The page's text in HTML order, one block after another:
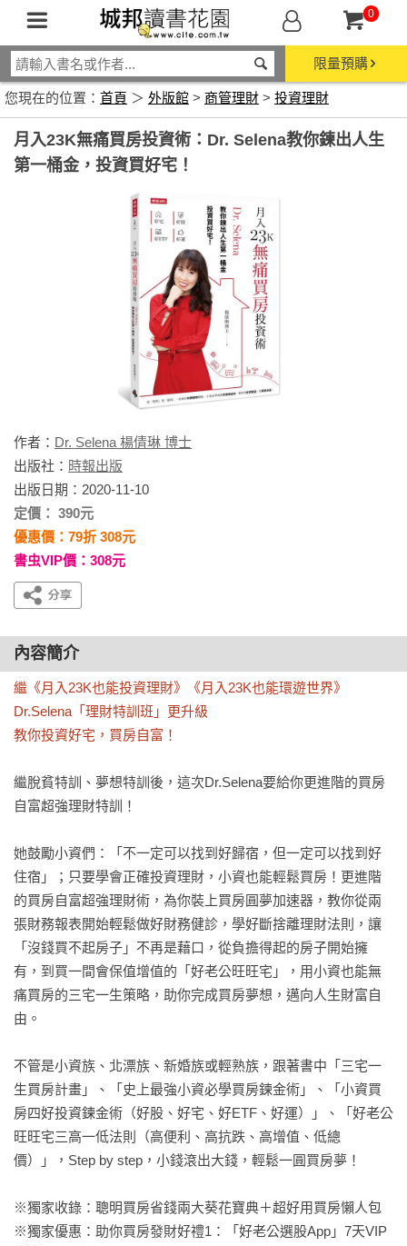
0
限量預購
您現在的位置： 首頁 ＞ 外版館 > 商管理財 > 投資理財
月入23K無痛買房投資術：Dr. Selena教你鍊出人生
第一桶金，投資買好宅！
作者： Dr. Selena 楊倩琳 博士
出版社： 時報出版
出版日期：2020-11-10
定價： 390元
優惠價：79折 308元
書虫VIP價：308元
內容簡介
繼《月入23K也能投資理財》《月入23K也能環遊世界》
Dr.Selena「理財特訓班」更升級
教你投資好宅，買房自富！
繼脫貧特訓、夢想特訓後，這次Dr.Selena要給你更進階的買房
自富超強理財特訓！
她鼓勵小資們：「不一定可以找到好歸宿，但一定可以找到好
住宿」；只要學會正確投資理財，小資也能輕鬆買房！更進階
的買房自富超強理財術，為你裝上買房圓夢加速器，教你從兩
張財務報表開始輕鬆做好財務健診，學好斷捨離理財法則，讓
「沒錢買不起房子」不再是藉口，從負擔得起的房子開始擁
有，到買一間會保值增值的「好老公旺旺宅」，用小資也能無
痛買房的三宅一生策略，助你完成買房夢想，邁向人生財富自
由。
不管是小資族、北漂族、新婚族或輕熟族，跟著書中「三宅一
生買房計畫」、「史上最強小資必學買房鍊金術」、「小資買
房四好投資鍊金術（好股、好宅、好ETF、好運）」、「好老公
旺旺宅三高一低法則（高便利、高抗跌、高增值、低總
價）」，Step by step，小錢滾出大錢，輕鬆一圓買房夢！
※獨家收錄：聰明買房省錢兩大葵花寶典＋超好用買房懶人包
※獨家優惠：助你買房發財好禮1：「好老公選股App」7天VIP